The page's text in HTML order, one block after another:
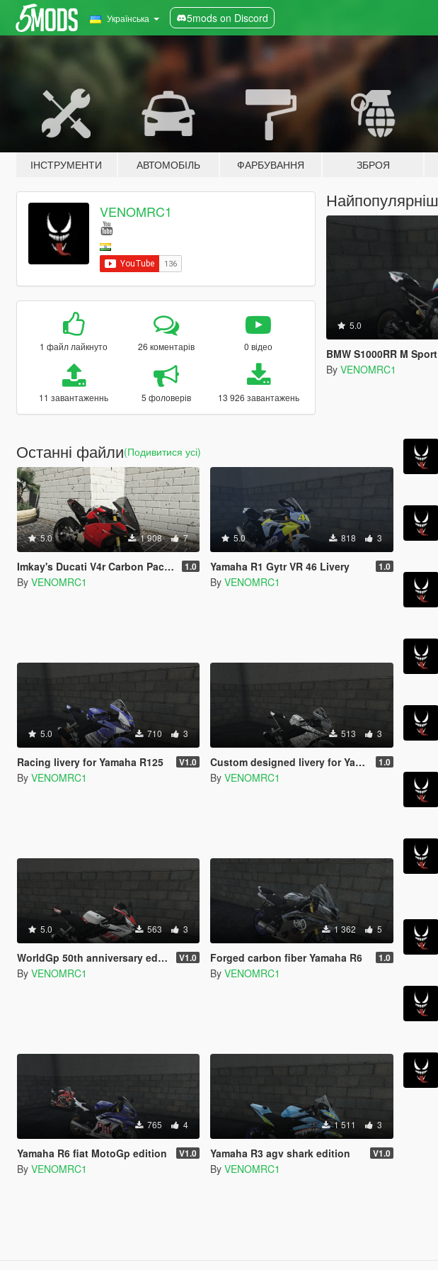
Українська 5mods on Discord
ІНСТРУМЕНТИ АВТОМОБІЛЬ ФАРБУВАННЯ ЗБРОЯ
VENOMRC1
1 файл лайкнуто 26 коментарів 0 відео
11 завантаженнь 5 фоловерів 13 926 завантажень
5.0
BMW S1000RR M
By VENOMRC1
Останні файли(Подивитися усі)
5.0 1 908 7
Imkay's Ducati V4r Carbon Pack of V4r and V4sp 1.0
By VENOMRC1
5.0 818 3
Yamaha R1 Gytr VR 46 Livery 1.0
By VENOMRC1
5.0 710 3
Racing livery for Yamaha R125 V1.0
By VENOMRC1
513 3
Custom designed livery for Yamaha R125 1.0
By VENOMRC1
5.0 563 3
WorldGp 50th anniversary edition for Yamaha R125 V1.0
By VENOMRC1
1 362 5
Forged carbon fiber Yamaha R6 1.0
By VENOMRC1
765 4
Yamaha R6 fiat MotoGp edition V1.0
By VENOMRC1
1 511 3
Yamaha R3 agv shark edition V1.0
By VENOMRC1